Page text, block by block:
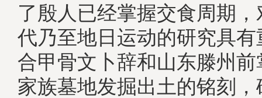
了殷人已经掌握交食周期
代乃至地日运动的研究具
合甲骨文卜辞和山东滕州
家族墓地发掘出土的铭刻